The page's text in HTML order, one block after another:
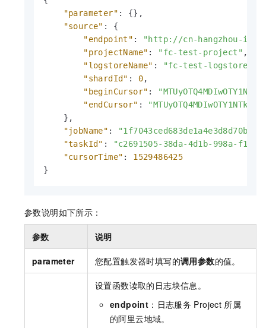
"parameter" : {} ,
"source" :
{
"endpoint" :
"http://cn-hangzhou-
"projectName" : "fc-test-project" ,
"logstoreName" : "fc-test-logstore"
"shardId" : 0,
"beginCursor" :
"endCursor" :
} ,
"jobName" :
"taskId" :
"c2691505-38da-4d1b-998a-
"cursorTime" :
1529486425
}
参数说明如下所示：
参数 说明
parameter 您配置触发器时填写的调用参数的值。
设置函数读取的日志块信息。
endpoint ：日志服务 Project 所属
的阿里云地域。